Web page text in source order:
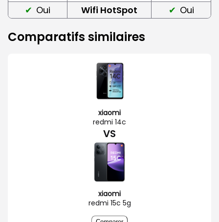
Oui
Wifi HotSpot Oui
Comparatifs similaires
xiaomi
redmi 14c
VS
xiaomi
redmi 15c 5g